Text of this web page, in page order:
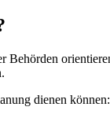
dienen können: